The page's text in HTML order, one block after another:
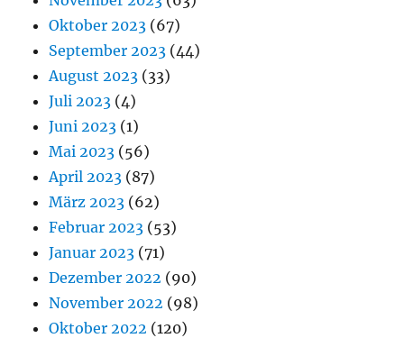
Oktober 2023 (67)
September 2023 (44)
August 2023 (33)
Juli 2023 (4)
Juni 2023 (1)
Mai 2023 (56)
April 2023 (87)
März 2023 (62)
Februar 2023 (53)
Januar 2023 (71)
Dezember 2022 (90)
November 2022 (98)
Oktober 2022 (120)